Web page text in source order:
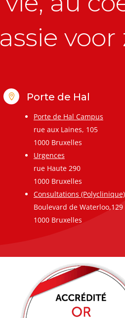
voor
 Porte de Hal
Porte de Hal Campus
rue aux Laines, 105
1000 Bruxelles
Urgences
rue Haute 290
1000 Bruxelles
Consultations (Polyclinique)
Boulevard de Waterloo,129
1000 Bruxelles